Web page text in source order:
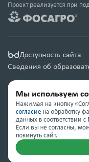
Доступность сайта
Сведения об
Проект реализуется при
© Группа компаний
Правовая информация
Карта сайта
Мы используем
Нажимая на кнопку
согласие на обработку
данных в соответствии с
Если вы не согласны,
покинуть сайт.